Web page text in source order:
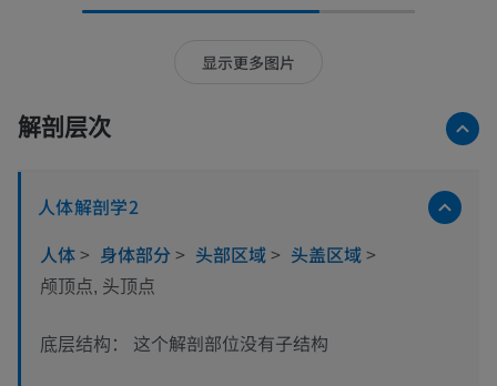
显示更多图片
解剖层次
人体解剖学2
人体> 身体部分 > 头部区域> 头盖区域>
颅顶点, 头顶点
底层结构： 这个解剖部位没有子结构